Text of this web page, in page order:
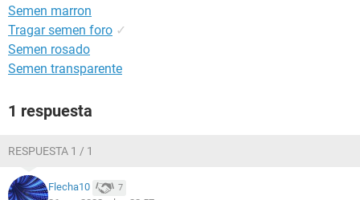
Semen marron
Tragar semen foro ✓
Semen rosado
Semen transparente
1 respuesta
RESPUESTA 1 / 1
Flecha10 7